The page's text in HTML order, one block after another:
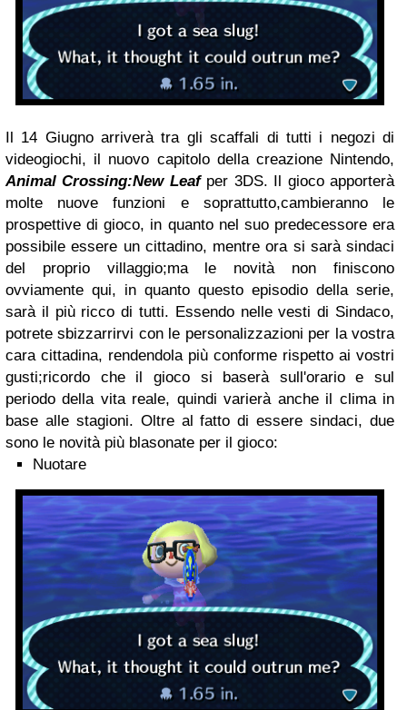
Il 14 Giugno arriverà tra gli scaffali di tutti i negozi di
videogiochi, il nuovo capitolo della creazione Nintendo,
Animal Crossing:New Leafper 3DS. Il gioco apporterà
molte nuove funzioni e soprattutto,cambieranno le
prospettive di gioco, in quanto nel suo predecessore era
possibile essere un cittadino, mentre ora si sarà sindaci
del proprio villaggio;ma le novità non finiscono
ovviamente qui, in quanto questo episodio della serie,
sarà il più ricco di tutti. Essendo nelle vesti di Sindaco,
potrete sbizzarrirvi con le personalizzazioni per la vostra
cara cittadina, rendendola più conforme rispetto ai vostri
gusti;ricordo che il gioco si baserà sull'orario e sul
periodo della vita reale, quindi varierà anche il clima in
base alle stagioni. Oltre al fatto di essere sindaci, due
sono le novità più blasonate per il gioco:
Nuotare